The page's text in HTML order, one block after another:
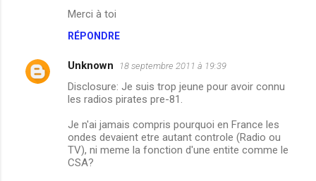
Merci à toi
RÉPONDRE
Unknown 18 septembre 2011 à 19:39
Disclosure: Je suis trop jeune pour avoir connu
les radios pirates pre-81.
Je n'ai jamais compris pourquoi en France les
ondes devaient etre autant controle (Radio ou
TV), ni meme la fonction d'une entite comme le
CSA?